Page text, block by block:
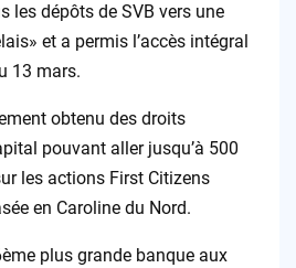
les dépôts de SVB vers une
et a permis l’accès intégral
13 mars.
obtenu des droits
pouvant aller jusqu’à 500
les actions First Citizens
en Caroline du Nord.
plus grande banque aux